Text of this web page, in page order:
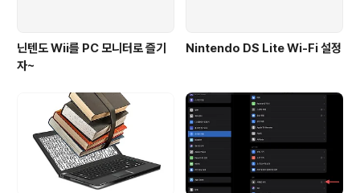
닌텐도 Wii를 PC 모니터로 즐기
자~
Nintendo DS Lite Wi-Fi 설정